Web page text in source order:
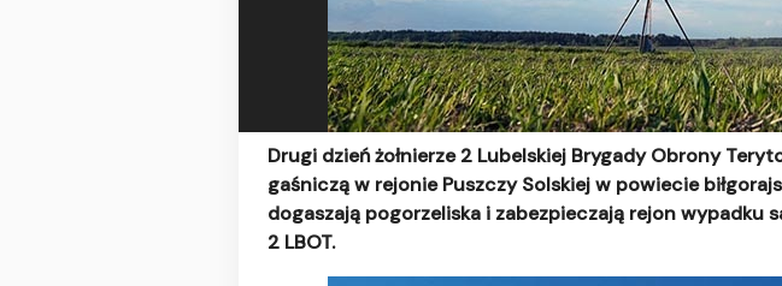
Drugi dzień żołnierze 2 Lubelskiej Brygady Obrony
gaśniczą w rejonie Puszczy Solskiej w powiecie
dogaszają pogorzeliska i zabezpieczają rejon wypadku
2 LBOT.